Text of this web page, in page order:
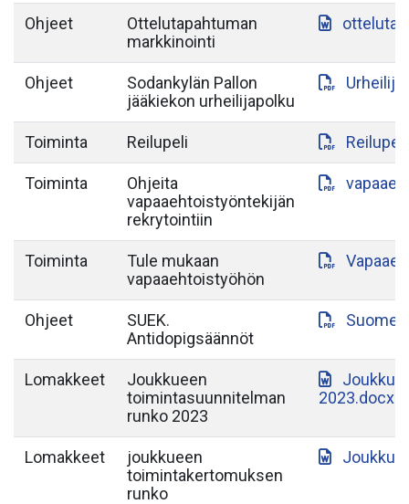
Ohjeet
Ottelutapahtuman
markkinointi
Ohjeet
Sodankylän Pallon
jääkiekon urheilijapolku
Toiminta Reilupeli
Toiminta
Ohjeita
vapaaehtoistyöntekijän
rekrytointiin
Toiminta
Tule mukaan
vapaaehtoistyöhön
Ohjeet
SUEK.
Antidopigsäännöt
Lomakkeet
Joukkueen
toimintasuunnitelman
runko 2023
2023.docx
Lomakkeet
joukkueen
toimintakertomuksen
runko